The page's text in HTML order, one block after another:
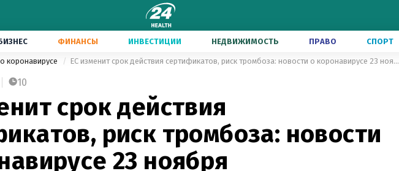
ФИНАНСЫ ИНВЕСТИЦИИ НЕДВИЖИМОСТЬ ПРАВО СПОРТ
коронавирусе ЕС изменит срок действия сертификатов, риск тромбоза: новости о коронавирусе 23 ноября
10
срок действия
риск тромбоза: новости
23 ноября